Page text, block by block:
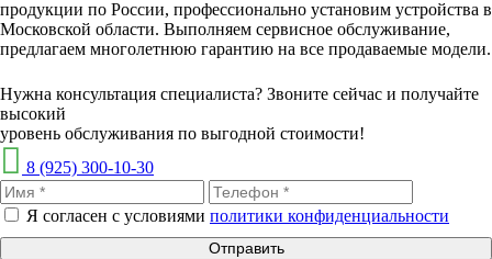
продукции по России, профессионально установим устройства в
Московской области. Выполняем сервисное обслуживание,
предлагаем многолетнюю гарантию на все продаваемые модели.
Нужна консультация специалиста? Звоните сейчас и получайте
высокий
уровень обслуживания по выгодной стоимости!
8 (925) 300-10-30
Я согласен с условиями политики конфиденциальности
Отправить